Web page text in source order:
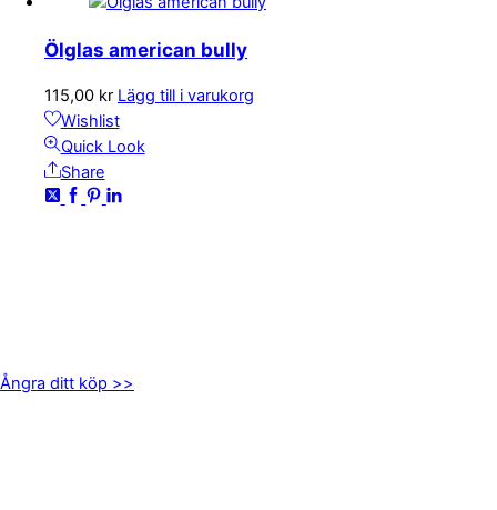
Ölglas american bully
115,00 kr Lägg till i varukorg
Wishlist
Quick Look
Share
Ångra ditt köp >>